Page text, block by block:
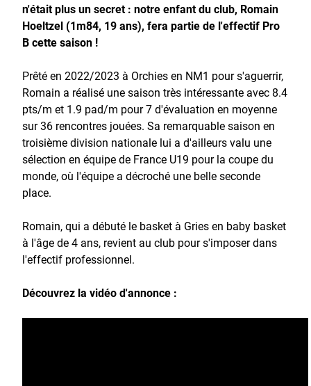
n'était plus un secret : notre enfant du club, Romain
Hoeltzel (1m84, 19 ans), fera partie de l'effectif Pro
B cette saison !
Prêté en 2022/2023 à Orchies en NM1 pour s'aguerrir,
Romain a réalisé une saison très intéressante avec 8.4
pts/m et 1.9 pad/m pour 7 d'évaluation en moyenne
sur 36 rencontres jouées. Sa remarquable saison en
troisième division nationale lui a d'ailleurs valu une
sélection en équipe de France U19 pour la coupe du
monde, où l'équipe a décroché une belle seconde
place.
Romain, qui a débuté le basket à Gries en baby basket
à l'âge de 4 ans, revient au club pour s'imposer dans
l'effectif professionnel.
Découvrez la vidéo d'annonce :